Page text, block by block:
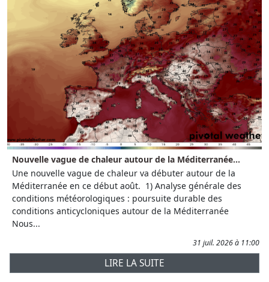
Nouvelle vague de chaleur autour de la Méditerranée...
Une nouvelle vague de chaleur va débuter autour de la
Méditerranée en ce début août. 1) Analyse générale des
conditions météorologiques : poursuite durable des
conditions anticycloniques autour de la Méditerranée
Nous...
31 juil. 2026 à 11:00
LIRE LA SUITE